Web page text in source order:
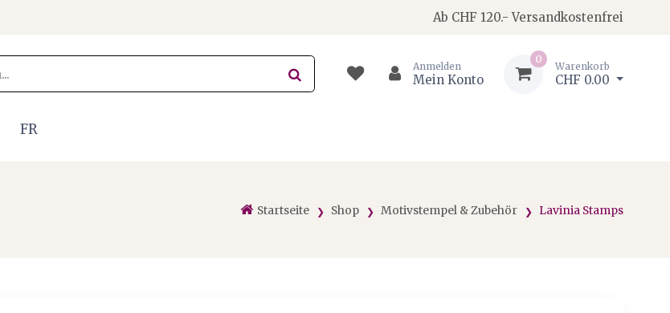
Ab CHF 120.- Versandkostenfrei
Anmelden
Mein Konto
0
Warenkorb
CHF 0.00
FR
Startseite Shop Motivstempel & Zubehör Lavinia Stamps